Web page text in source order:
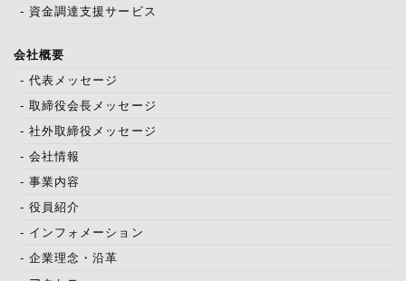
- 資金調達支援サービス
会社概要
- 代表メッセージ
- 取締役会長メッセージ
- 社外取締役メッセージ
- 会社情報
- 事業内容
- 役員紹介
- インフォメーション
- 企業理念・沿革